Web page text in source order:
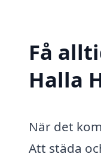
Få
Halla
När det
Att städa